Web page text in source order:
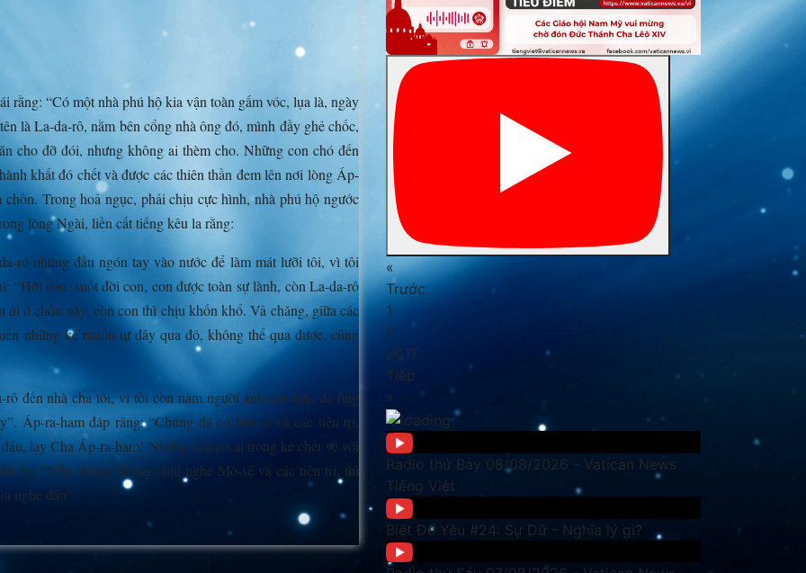
rằng: “Có một nhà phú hộ kia vận toàn gấm vóc, lụa là, ngày
là La-da-rô, nằm bên cổng nhà ông đó, mình đầy ghẻ chốc,
cho đỡ đói, nhưng không ai thèm cho. Những con chó đến
khất đó chết và được các thiên thần đem lên nơi lòng Áp-
Trong hoả ngục, phải chịu cực hình, nhà phú hộ ngước
lòng Ngài, liền cất tiếng kêu la rằng:
rô nhúng đầu ngón tay vào nước để làm mát lưỡi tôi, vì tôi
“Hỡi con, suốt đời con, con được toàn sự lành, còn La-da-rô
ở chốn này, còn con thì chịu khốn khổ. Vả chăng, giữa các
những kẻ muốn tự đây qua đó, không thể qua được, cũng
đến nhà cha tôi, vì tôi còn năm người anh em nữa, để ông
Áp-ra-ham đáp rằng: “Chúng đã có Mô-sê và các tiên tri,
lạy Cha Áp-ra-ham! Nhưng nếu có ai trong kẻ chết về với
ấy: “Nếu chúng không chịu nghe Mô-sê và các tiên tri, thì
nghe đâu”.
«
Trước
1
/
2617
Tiếp
»
Radio thứ Bảy 08/08/2026 - Vatican News
Tiếng Việt
Biết Để Yêu #24: Sự Dữ - Nghĩa lý gì?